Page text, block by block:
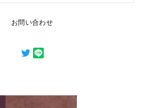
お問い合わせ